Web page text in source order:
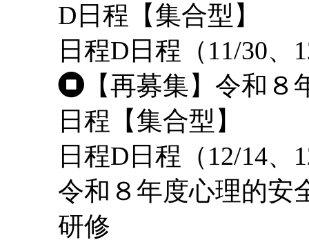
D日程【集合型】
日程D日程（11/30、
【再募集】令和
日程【集合型】
日程D日程（12/14、
令和８年度心理的安
研修